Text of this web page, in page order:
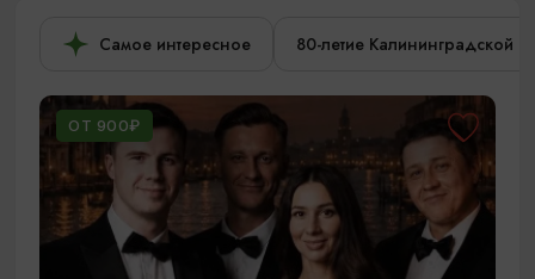
Самое интересное 80-летие Калининградской
ОТ 900₽